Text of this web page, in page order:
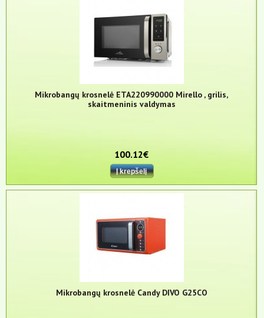
Mikrobangų krosnelė ETA220990000 Mirello , grilis,
skaitmeninis valdymas
100.12€
Mikrobangų krosnelė Candy DIVO G25CO